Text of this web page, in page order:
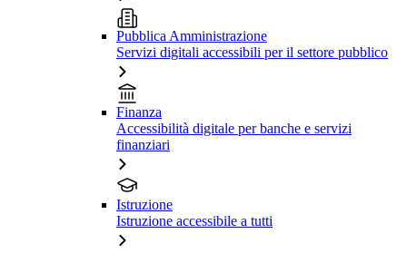
Pubblica Amministrazione
Servizi digitali accessibili per il settore pubblico
Finanza
Accessibilità digitale per banche e servizi
finanziari
Istruzione
Istruzione accessibile a tutti